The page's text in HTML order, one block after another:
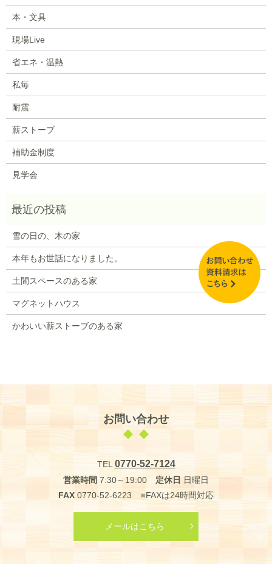
本・文具
現場Live
省エネ・温熱
私毎
耐震
薪ストーブ
補助金制度
見学会
雪の日の、木の家
本年もお世話になりました。
土間スペースのある家
マグネットハウス
かわいい薪ストーブのある家
お問い合わせ
TEL 0770-52-7124
営業時間 7:30～19:00 定休日 日曜日
FAX 0770-52-6223 ※FAXは24時間対応
メールはこちら